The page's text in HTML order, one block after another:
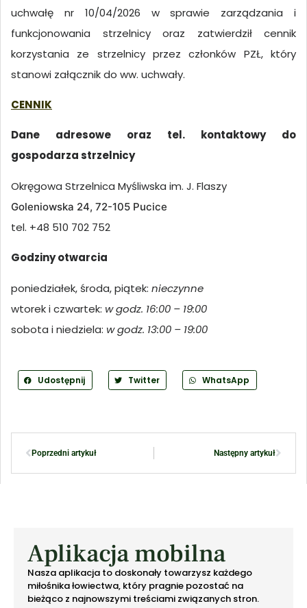
uchwałę nr 10/04/2026 w sprawie zarządzania i
funkcjonowania strzelnicy oraz zatwierdził cennik
korzystania ze strzelnicy przez członków PZŁ, który
stanowi załącznik do ww. uchwały.
CENNIK
Dane adresowe oraz tel. kontaktowy do
gospodarza strzelnicy
Okręgowa Strzelnica Myśliwska im. J. Flaszy
Goleniowska 24, 72-105 Pucice
tel. +48 510 702 752
Godziny otwarcia
poniedziałek, środa, piątek: nieczynne
wtorek i czwartek: w godz. 16:00 – 19:00
sobota i niedziela: w godz. 13:00 – 19:00
Udostępnij Twitter WhatsApp
Poprzedni artykuł Następny artykuł
Aplikacja mobilna
Nasza aplikacja to doskonały towarzysz każdego
miłośnika łowiectwa, który pragnie pozostać na
bieżąco z najnowszymi treściami związanych stron.